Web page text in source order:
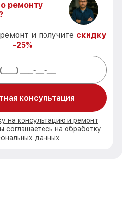
ремонту
и получите скидку
-25%
консультация
на консультацию и ремонт
соглашаетесь на обработку
данных